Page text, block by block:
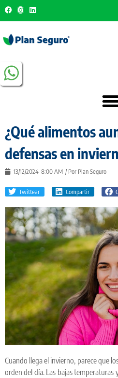
¿Qué alimentos
defensas en
13/12/2024 8:00 AM / Por Plan Seguro
Twittear Compartir
Cuando llega el invierno, parece que
orden del día. Las bajas temperaturas